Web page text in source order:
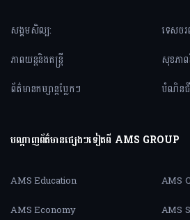
សង្គមសិល្ប:
ភាពយន្តនិងតន្ត្រី
ព័ត៌មានកម្សាន្តប្លែកៗ
ទេសច
សុខភា
បំណិនជី
បណ្តាញព័ត៌មានផ្សេងៗទៀតពី AMS GROUP
AMS Education
AMS Economy
AMS
AMS